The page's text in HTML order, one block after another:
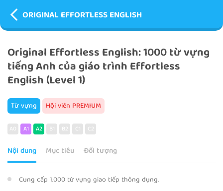
ORIGINAL EFFORTLESS ENGLISH
Original Effortless English: 1000 từ vựng
tiếng Anh của giáo trình Effortless
English (Level 1)
Từ vựng Hội viên PREMIUM
A0 A1 A2 B1 B2 C1 C2
Nội dung Mục tiêu Đối tượng
Cung cấp 1.000 từ vựng giao tiếp thông dụng.